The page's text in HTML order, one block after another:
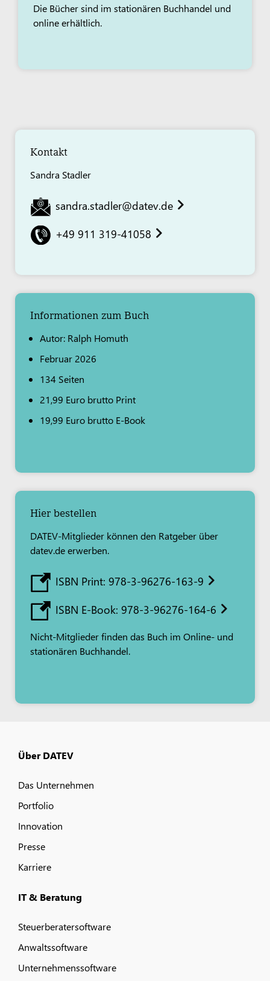
Die Bücher sind im stationären Buchhandel und
online erhältlich.
Kontakt
Sandra Stadler
sandra.stadler@datev.de
+49 911 319-41058
Informationen zum Buch
Autor: Ralph Homuth
Februar 2026
134 Seiten
21,99 Euro brutto Print
19,99 Euro brutto E-Book
Hier bestellen
DATEV-Mitglieder können den Ratgeber über
datev.de erwerben.
ISBN Print: 978-3-96276-163-9
ISBN E-Book: 978-3-96276-164-6
Nicht-Mitglieder finden das Buch im Online- und
stationären Buchhandel.
Über DATEV
Das Unternehmen
Portfolio
Innovation
Presse
Karriere
IT & Beratung
Steuerberatersoftware
Anwaltssoftware
Unternehmenssoftware